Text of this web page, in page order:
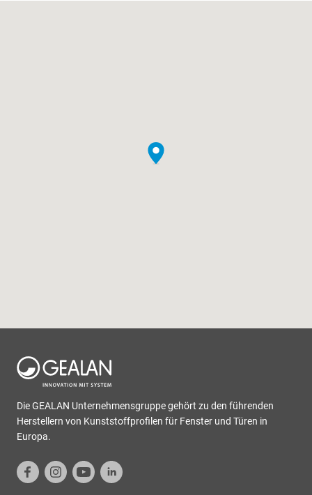
Die GEALAN Unternehmensgruppe gehört zu den führenden
Herstellern von Kunststoffprofilen für Fenster und Türen in
Europa.